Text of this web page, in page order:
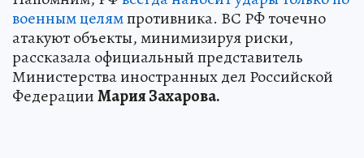
военным целямпротивника. ВС РФ точечно
атакуют объекты, минимизируя риски,
рассказала официальный представитель
Министерства иностранных дел Российской
ФедерацииМария Захарова.